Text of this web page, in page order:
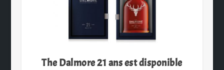
The Dalmore 21 ans est disponible